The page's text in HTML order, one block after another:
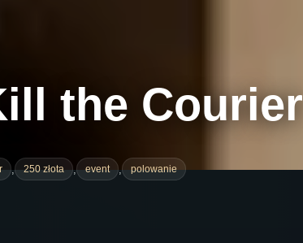
the Courier
, 250 złota , event , polowanie